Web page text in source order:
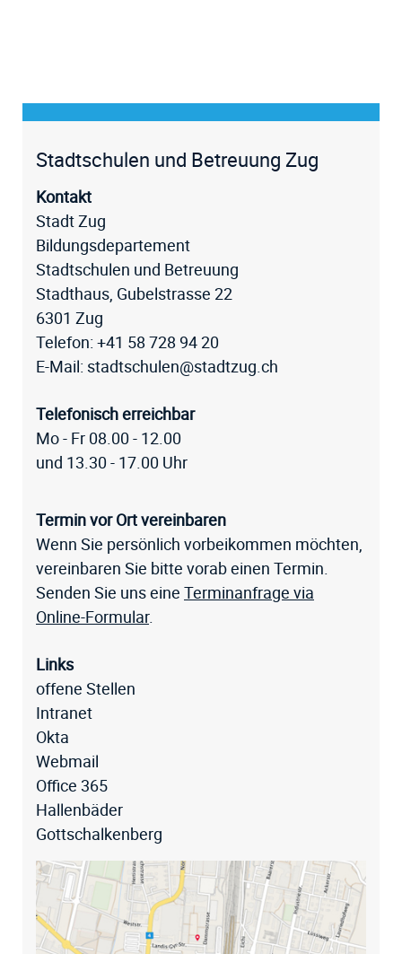
Stadtschulen und Betreuung Zug
Kontakt
Stadt Zug
Bildungsdepartement
Stadtschulen und Betreuung
Stadthaus, Gubelstrasse 22
6301 Zug
Telefon: +41 58 728 94 20
E-Mail: stadtschulen@stadtzug.ch
Telefonisch erreichbar
Mo - Fr 08.00 - 12.00
und 13.30 - 17.00 Uhr
Termin vor Ort vereinbaren
Wenn Sie persönlich vorbeikommen möchten,
vereinbaren Sie bitte vorab einen Termin.
Senden Sie uns eine Terminanfrage via
Online-Formular.
Links
offene Stellen
Intranet
Okta
Webmail
Office 365
Hallenbäder
Gottschalkenberg